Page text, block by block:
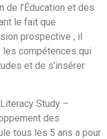
de l’Éducation et des
le fait que
prospective ; il
les compétences qui
et de s’insérer
Study –
des
tous les 5 ans a pour